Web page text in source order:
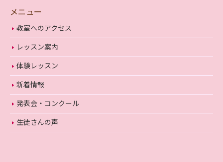
メニュー
教室へのアクセス
レッスン案内
体験レッスン
新着情報
発表会・コンクール
生徒さんの声